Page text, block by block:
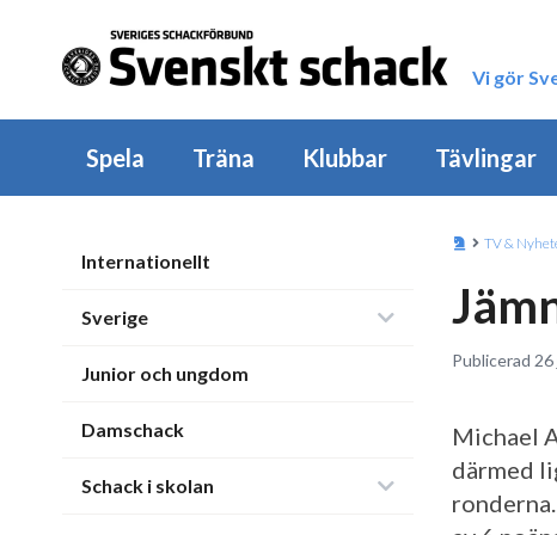
Vi gör
Spela Träna Klubbar Tävlingar
Internationellt
Sverige
Junior och ungdom
Damschack
Schack i skolan
TV &
Publicerad
Michael
därmed